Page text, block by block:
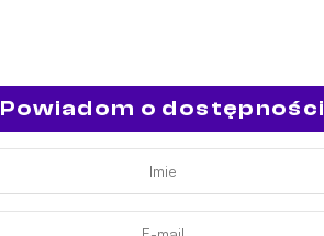
Powiadom o dostępności